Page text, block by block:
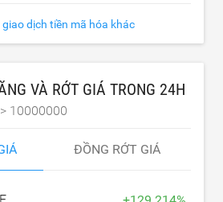
dịch tiền mã hóa khác
VÀ RỚT GIÁ TRONG 24H
10000000
ĐỒNG RỚT GIÁ